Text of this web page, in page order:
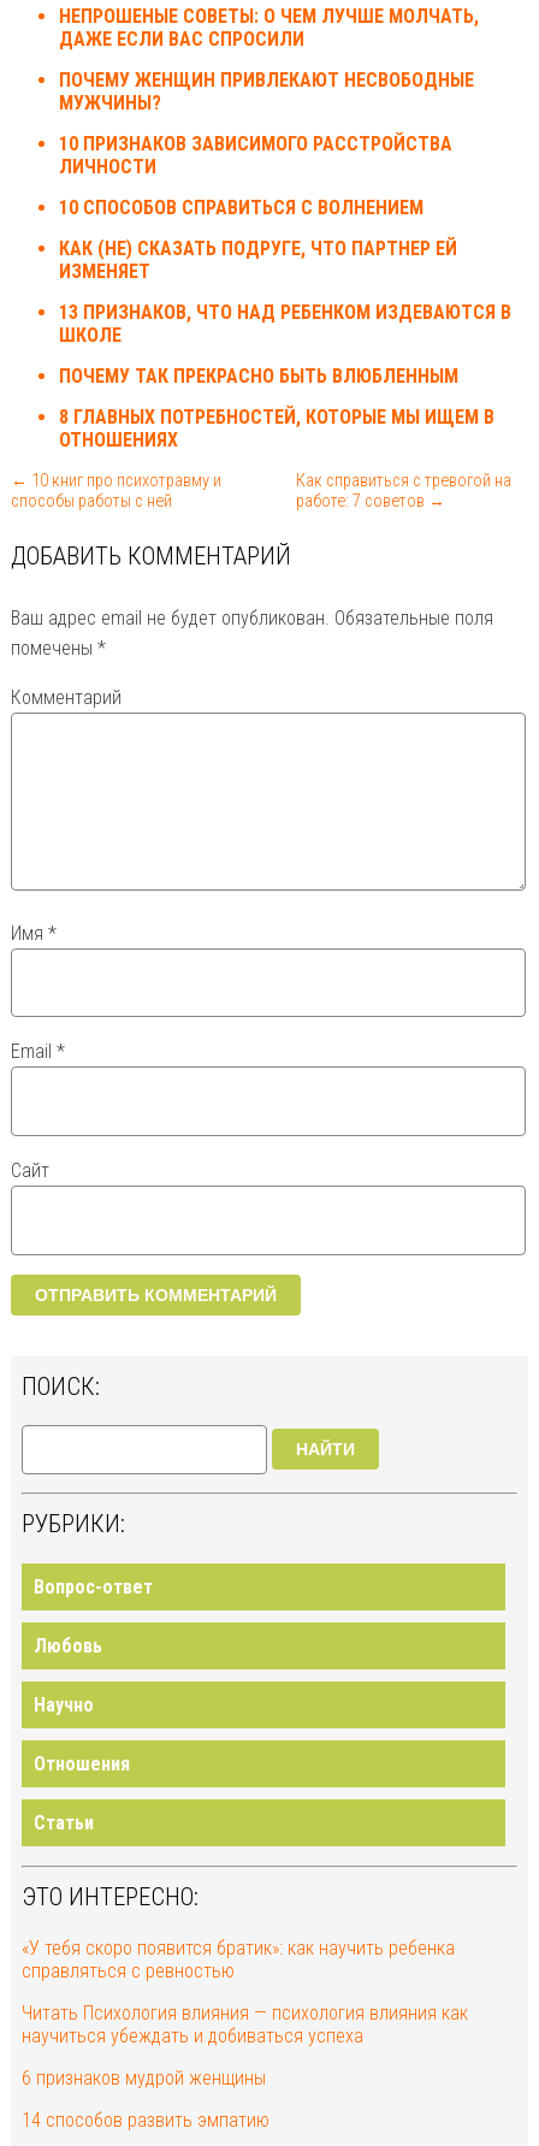
НЕПРОШЕНЫЕ СОВЕТЫ: О ЧЕМ ЛУЧШЕ МОЛЧАТЬ,
ДАЖЕ ЕСЛИ ВАС СПРОСИЛИ
ПОЧЕМУ ЖЕНЩИН ПРИВЛЕКАЮТ НЕСВОБОДНЫЕ
МУЖЧИНЫ?
10 ПРИЗНАКОВ ЗАВИСИМОГО РАССТРОЙСТВА
ЛИЧНОСТИ
10 СПОСОБОВ СПРАВИТЬСЯ С ВОЛНЕНИЕМ
КАК (НЕ) СКАЗАТЬ ПОДРУГЕ, ЧТО ПАРТНЕР ЕЙ
ИЗМЕНЯЕТ
13 ПРИЗНАКОВ, ЧТО НАД РЕБЕНКОМ ИЗДЕВАЮТСЯ В
ШКОЛЕ
ПОЧЕМУ ТАК ПРЕКРАСНО БЫТЬ ВЛЮБЛЕННЫМ
8 ГЛАВНЫХ ПОТРЕБНОСТЕЙ, КОТОРЫЕ МЫ ИЩЕМ В
ОТНОШЕНИЯХ
← 10 книг про психотравму и
способы работы с ней
Как справиться с тревогой на
работе: 7 советов →
ДОБАВИТЬ КОММЕНТАРИЙ
Ваш адрес email не будет опубликован. Обязательные поля
помечены *
Комментарий
Имя *
Email *
Сайт
ПОИСК:
НАЙТИ
РУБРИКИ:
Вопрос-ответ
Любовь
Научно
Отношения
Статьи
ЭТО ИНТЕРЕСНО:
«У тебя скоро появится братик»: как научить ребенка
справляться с ревностью
Читать Психология влияния — психология влияния как
научиться убеждать и добиваться успеха
6 признаков мудрой женщины
14 способов развить эмпатию